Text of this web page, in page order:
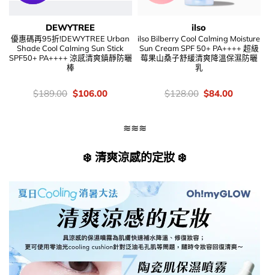
DEWYTREE
優惠碼再95折!DEWYTREE Urban
Shade Cool Calming Sun Stick
SPF50+ PA++++ 涼感清爽鎮靜防曬
棒
價
錢：
$189.00 Original
price
$106.00Current
ilso
ilso Bilberry Cool Calming Moisture
Sun Cream SPF 50+ PA++++ 超級
莓果山桑子舒緩清爽降溫保濕防曬
乳
價
錢：
$128.00 Original
price
$84.00Current
≋≋≋
❄️ 清爽涼感的定妝 ❄️